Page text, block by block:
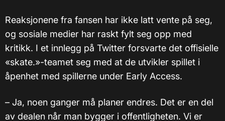
Reaksjonene fra fansen har ikke latt vente på seg,
og sosiale medier har raskt fylt seg opp med
kritikk. I et innlegg på Twitter forsvarte det offisielle
«skate.»-teamet seg med at de utvikler spillet i
åpenhet med spillerne under Early Access.
– Ja, noen ganger må planer endres. Det er en del
av dealen når man bygger i offentligheten. Vi er